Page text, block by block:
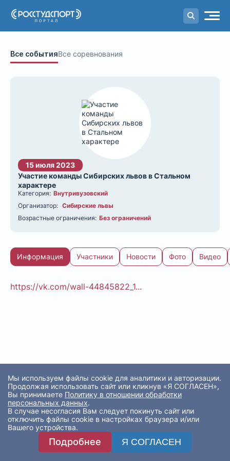
Порталстуденческого спорта
Все событияВсе соревнования
15 июля 2023
Участие команды Сибирских львов в Стальном
характере
Категория: Внутривузовский
Организатор: Сибирские львы
Возрастные ограничения: Без ограничений
Информация Участники Новости Фото Видео
https://vk.com/wall-44845822_1...
Мы используем файлы cookie для аналитики и авторизации.
Продолжая использовать сайт или кликнув «Я СОГЛАСЕН»,
Вы принимаете Политику в отношении обработки
персональных данных.
В случае несогласия Вам следует покинуть сайт или
отключить файлы cookie в настройках браузера и/или
Вашего устройства.
Подробнее Я СОГЛАСЕН